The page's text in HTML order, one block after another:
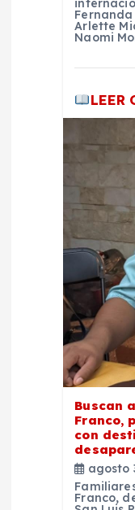
Arlette
Naomi
LEER
Buscan
Franco,
con
agosto
Franco,